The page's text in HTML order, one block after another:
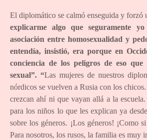
El diplomático se calmó enseguida y forzó
explicarme algo que seguramente
asociación entre homosexualidad y
entendía, insistió, era porque en
conciencia de los peligros de eso que
sexual”. “Las mujeres de nuestros
nórdicos se vuelven a Rusia con los
crezcan ahí ni que vayan allá a la
para los niños lo que les explican ya
sobre los géneros. ¡Los géneros! ¡Como
Para nosotros, los rusos, la familia es muy